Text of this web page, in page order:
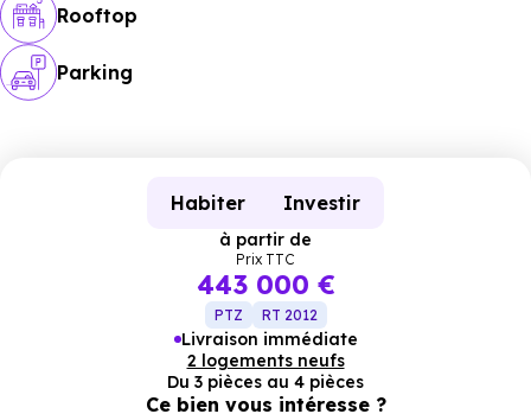
Rooftop
Parking
Habiter Investir
à partir de
Prix TTC
443 000 €
PTZ RT 2012
Livraison immédiate
2 logements neufs
Du 3 pièces au 4 pièces
Ce bien vous intéresse ?